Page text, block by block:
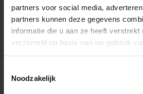
partners voor social media,
partners kunnen deze gegevens
informatie die u aan ze heeft verstrekt
verzameld op basis van uw gebruik
Noodzakelijk
Blijf up-to-date via onze